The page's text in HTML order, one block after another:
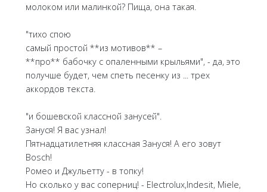
молоком или малинкой? Пища, она такая.
"тихо спою
самый простой **из мотивов** –
**про** бабочку с опаленными крыльями", - да, это
получше будет, чем спеть песенку из ... трех
аккордов текста.
"и бошевской классной занусей".
Зануся! Я вас узнал!
Пятнадцатилетняя классная Зануся! А его зовут
Bosch!
Ромео и Джульетту - в топку!
Но сколько у вас соперниц! - Electrolux,Indesit, Miele,